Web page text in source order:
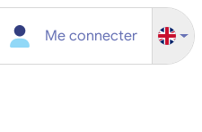
Me connecter